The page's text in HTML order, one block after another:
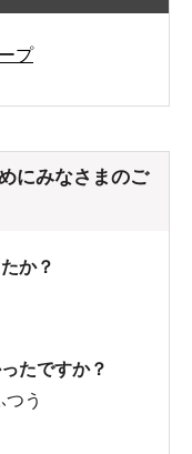
プ
にみなさまのご
か？
たですか？
つう